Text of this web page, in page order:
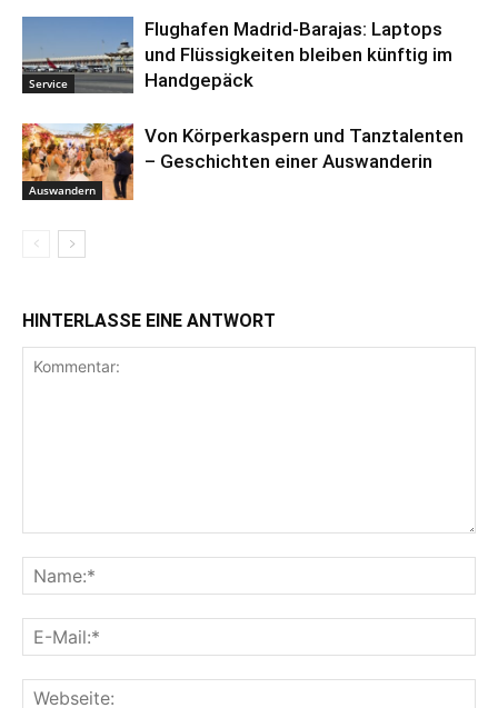
Service
Flughafen Madrid-Barajas: Laptops
und Flüssigkeiten bleiben künftig im
Handgepäck
Auswandern
Von Körperkaspern und Tanztalenten
– Geschichten einer Auswanderin
HINTERLASSE EINE ANTWORT